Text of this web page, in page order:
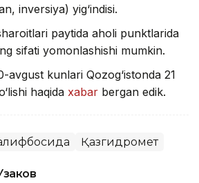
inversiya) yig‘indisi.
paytida aholi punktlarida
sifati yomonlashishi mumkin.
avgust kunlari Qozog‘istonda 21
haqida xabar bergan edik.
Қазгидромет